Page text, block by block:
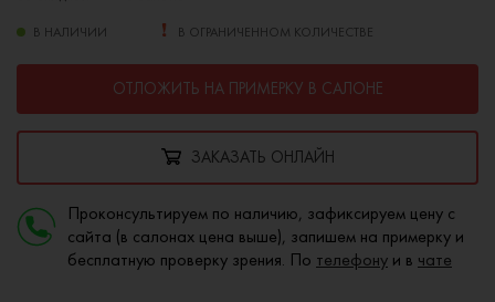
В НАЛИЧИИ В ОГРАНИЧЕННОМ КОЛИЧЕСТВЕ
ОТЛОЖИТЬ НА ПРИМЕРКУ В САЛОНЕ
ЗАКАЗАТЬ ОНЛАЙН
Проконсультируем по наличию, зафиксируем цену с
сайта (в салонах цена выше), запишем на примерку и
бесплатную проверку зрения. По телефону и в чате